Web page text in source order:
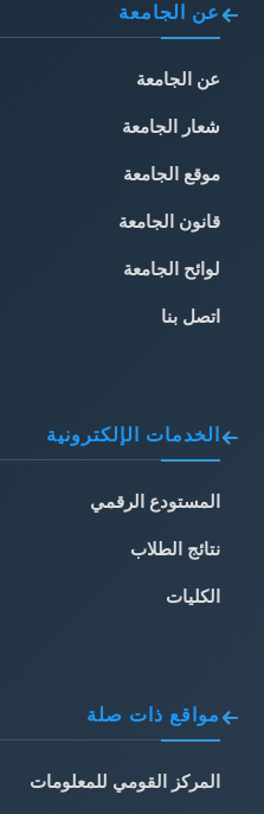
عن الجامعة
عن الجامعة
شعار الجامعة
موقع الجامعة
قانون الجامعة
لوائح الجامعة
اتصل بنا
الخدمات الإلكترونية
المستودع الرقمي
نتائج الطلاب
الكليات
مواقع ذات صلة
المركز القومي للمعلومات